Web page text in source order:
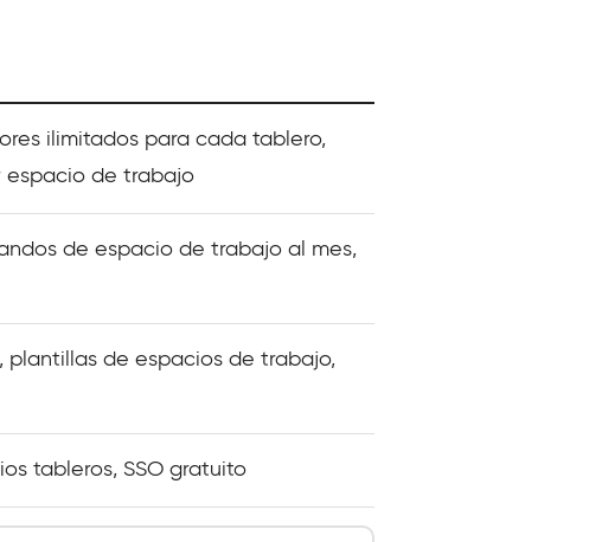
ilimitados para cada tablero,
espacio de trabajo
de espacio de trabajo al mes,
de espacios de trabajo,
tableros, SSO gratuito